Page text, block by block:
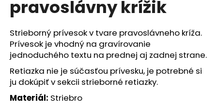
pravoslávny krížik
Strieborný prívesok v tvare pravoslávneho kríža.
Prívesok je vhodný na gravírovanie
jednoduchého textu na prednej aj zadnej strane.
Retiazka nie je súčasťou prívesku, je potrebné si
ju dokúpiť v sekcii strieborné retiazky.
Materiál: Striebro
á
s
ť
?